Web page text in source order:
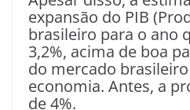
expansão do PIB
brasileiro para o ano
3,2%, acima de boa
do mercado
economia. Antes, a
de 4%.